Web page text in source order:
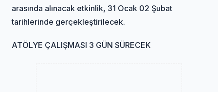
arasında alınacak etkinlik, 31 Ocak 02 Şubat
tarihlerinde gerçekleştirilecek.
ATÖLYE ÇALIŞMASI 3 GÜN SÜRECEK